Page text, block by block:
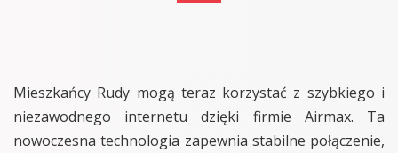
Mieszkańcy Rudy mogą teraz korzystać z szybkiego i
niezawodnego internetu dzięki firmie Airmax. Ta
nowoczesna technologia zapewnia stabilne połączenie,